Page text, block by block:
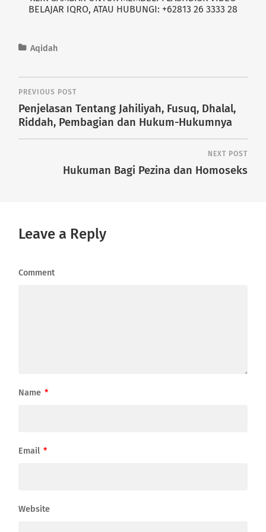
BELAJAR IQRO, ATAU HUBUNGI: +62813 26 3333 28
Aqidah
PREVIOUS POST
Penjelasan Tentang Jahiliyah, Fusuq, Dhalal,
Riddah, Pembagian dan Hukum-Hukumnya
NEXT POST
Hukuman Bagi Pezina dan Homoseks
Leave a Reply
Comment
Name *
Email *
Website